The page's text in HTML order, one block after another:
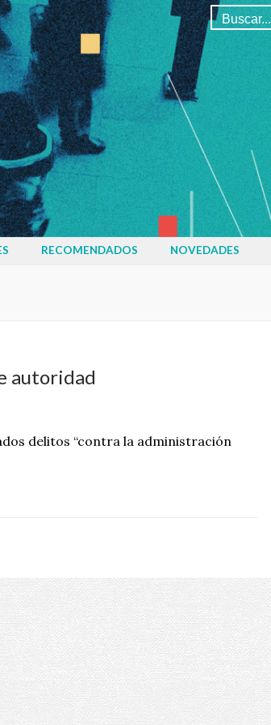
RECOMENDADOS NOVEDADES
autoridad
delitos “contra la administración